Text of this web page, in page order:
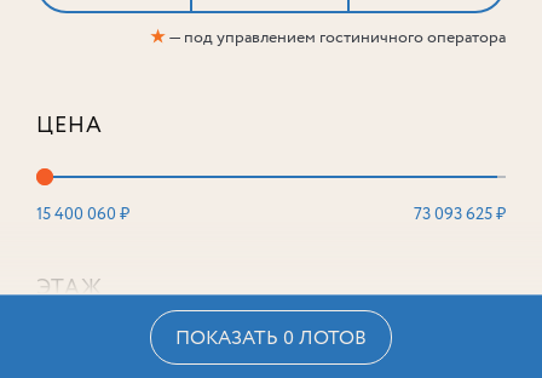
★— под управлением гостиничного оператора
ЦЕНА
15 400 060 ₽ 73 093 625 ₽
ЭТАЖ
ПОКАЗАТЬ 0 ЛОТОВ